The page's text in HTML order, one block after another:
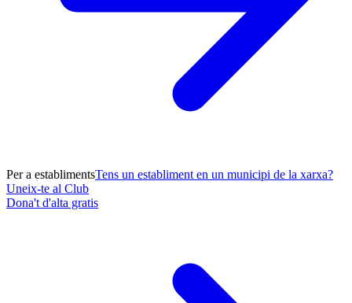
Per a establimentsTens un establiment en un municipi de la xarxa?
Uneix-te al Club
Dona't d'alta gratis